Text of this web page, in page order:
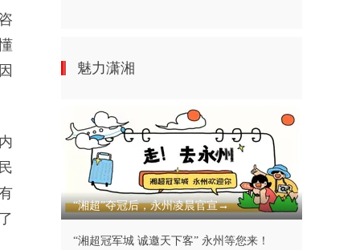
魅力潇湘
“湘超”夺冠后，永州凌晨官宣→
“湘超冠军城 诚邀天下客” 永州等您来！